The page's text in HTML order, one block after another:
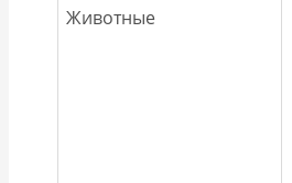
Животные